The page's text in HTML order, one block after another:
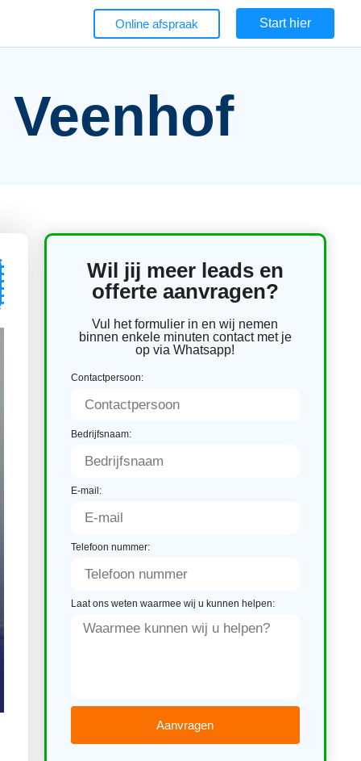
Online afspraak Start hier
Wil jij meer leads en
offerte aanvragen?
Vul het formulier in en wij nemen
binnen enkele minuten contact met je
op via Whatsapp!
Contactpersoon:
Bedrijfsnaam:
E-mail:
Telefoon nummer:
Laat ons weten waarmee wij u kunnen helpen:
Aanvragen